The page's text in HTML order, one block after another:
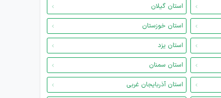
استان گیلان
استان خوزستان
استان یزد
استان سمنان
استان آذربایجان غربی